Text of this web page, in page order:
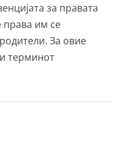
за правата
права им се
За овие
терминот